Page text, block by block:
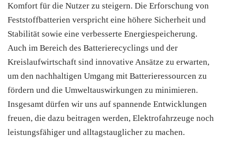
Komfort für die Nutzer zu steigern. Die Erforschung von
Feststoffbatterien verspricht eine höhere Sicherheit und
Stabilität sowie eine verbesserte Energiespeicherung.
Auch im Bereich des Batterierecyclings und der
Kreislaufwirtschaft sind innovative Ansätze zu erwarten,
um den nachhaltigen Umgang mit Batterieressourcen zu
fördern und die Umweltauswirkungen zu minimieren.
Insgesamt dürfen wir uns auf spannende Entwicklungen
freuen, die dazu beitragen werden, Elektrofahrzeuge noch
leistungsfähiger und alltagstauglicher zu machen.